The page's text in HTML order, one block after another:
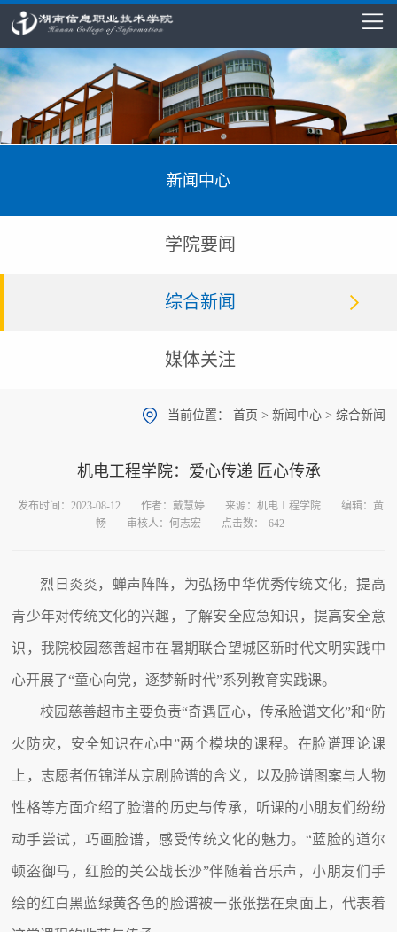
新闻中心
学院要闻
综合新闻
媒体关注
当前位置： 首页 > 新闻中心> 综合新闻
机电工程学院：爱心传递 匠心传承
发布时间：2023-08-12 作者：戴慧婷 来源：机电工程学院
编辑：黄
畅
审核人：何志宏 点击数： 642
烈日炎炎，蝉声阵阵，为弘扬中华优秀传统文化，提高
青少年对传统文化的兴趣，了解安全应急知识，提高安全意
识，我院校园慈善超市在暑期联合望城区新时代文明实践中
心开展了“童心向党，逐梦新时代”系列教育实践课。
校园慈善超市主要负责“奇遇匠心，传承脸谱文化”和“防
火防灾，安全知识在心中”两个模块的课程。在脸谱理论课
上，志愿者伍锦洋从京剧脸谱的含义，以及脸谱图案与人物
性格等方面介绍了脸谱的历史与传承，听课的小朋友们纷纷
动手尝试，巧画脸谱，感受传统文化的魅力。“蓝脸的道尔
顿盗御马，红脸的关公战长沙”伴随着音乐声，小朋友们手
绘的红白黑蓝绿黄各色的脸谱被一张张摆在桌面上，代表着